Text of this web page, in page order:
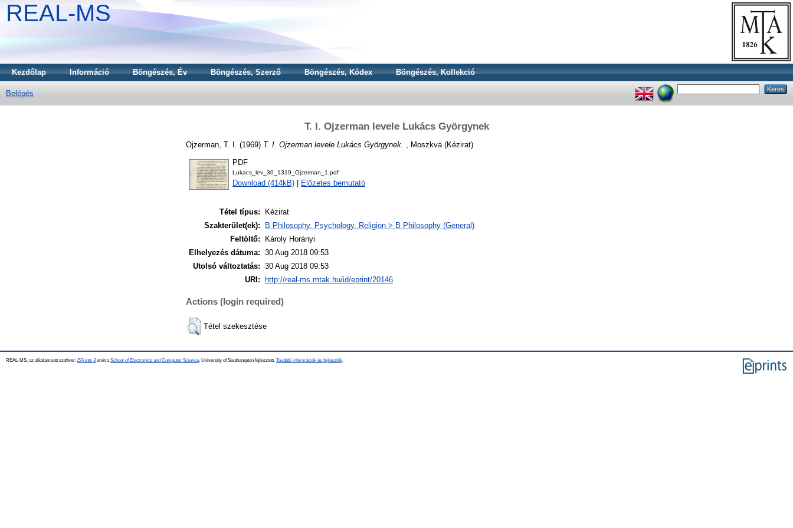
REAL-MS
Kezdőlap Információ Böngészés, Év Böngészés, Szerző Böngészés, Kódex Böngészés, Kollekció
Belépés
T. I. Ojzerman levele Lukács Györgynek
Ojzerman, T. I. (1969) T. I. Ojzerman levele Lukács Györgynek. , Moszkva (Kézirat)
PDF
Lukacs_lev_30_1319_Ojzerman_1.pdf
Download (414kB) Előzetes bemutató
Tétel típus:
Kézirat
Szakterület(ek):
B Philosophy. Psychology. Religion > B Philosophy (General)
Feltöltő:
Károly Horányi
Elhelyezés dátuma: 30 Aug 2018 09:53
Utolsó változtatás: 30 Aug 2018 09:53
URI:
http://real-ms.mtak.hu/id/eprint/20146
Actions (login required)
Tétel szekesztése
REAL-MS, az alkalamzott szoftver: EPrints 3amit a School of Electronics and Computer Science , University of Southampton fejlesztett. További információk és fejlesztők